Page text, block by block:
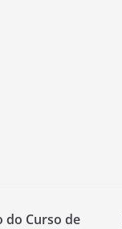
do Curso de